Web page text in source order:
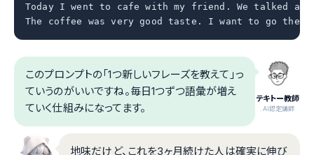
Today I went to cafe with my friend. We talked
The coffee was very good taste. I want to go
テキトー教師
.AI認定講師
このプロンプトの「1つ新しいフレーズを教えて」っ
ていうのがいいですね。毎日1つずつ語彙が増え
ていく仕組みになってます。
地味だけど、これを3ヶ月続けた人は確実に伸び